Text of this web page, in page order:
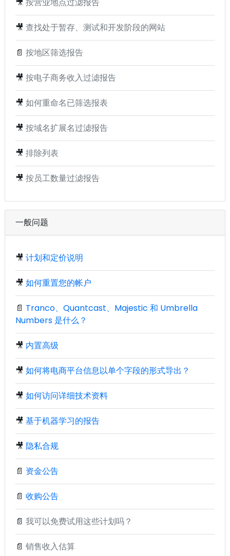
🎥 查找处于暂存、测试和开发阶段的网站
📄 按地区筛选报告
🎥 按电子商务收入过滤报告
🎥 如何重命名已筛选报表
🎥 按域名扩展名过滤报告
🎥 排除列表
🎥 按员工数量过滤报告
一般问题
🎥 计划和定价说明
🎥 如何重置您的帐户
📄 Tranco、Quantcast、Majestic 和 Umbrella
Numbers 是什么？
🎥 内置高级
🎥 如何将电商平台信息以单个字段的形式导出？
🎥 如何访问详细技术资料
🎥 基于机器学习的报告
🎥 隐私合规
📄 资金公告
📄 收购公告
📄 我可以免费试用这些计划吗？
📄 销售收入估算